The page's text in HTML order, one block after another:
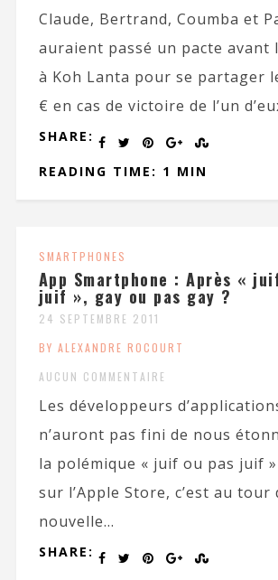
Claude, Bertrand, Coumba et
auraient passé un pacte avant
à Koh Lanta pour se partager
€ en cas de victoire de l’un
SHARE:
READING TIME: 1 MIN
SMARTPHONES
App Smartphone : Après «
juif », gay ou pas gay ?
24 SEPTEMBRE 2011
BY ALEXANDRE ROCOURT
AUCUN COMMENTAIRE
Les développeurs
n’auront pas fini de nous
la polémique « juif ou pas juif
sur l’Apple Store, c’est au tour
nouvelle...
SHARE: